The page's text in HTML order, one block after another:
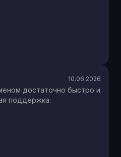
10.06.2026
достаточно быстро и
поддержка.